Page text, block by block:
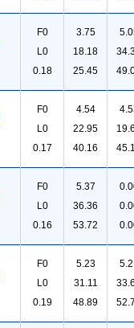
F0
L0
0.18
3.75
18.18
25.45
F0
L0
0.17
4.54
22.95
40.16
F0
L0
0.16
5.37
36.36
53.72
F0
L0
0.19
5.23
31.11
48.89